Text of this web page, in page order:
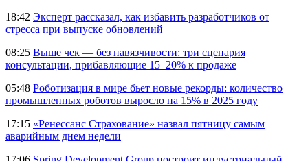
18:42 Эксперт рассказал, как избавить разработчиков от
стресса при выпуске обновлений
08:25 Выше чек — без навязчивости: три сценария
консультации, прибавляющие 15–20% к продаже
05:48 Роботизация в мире бьет новые рекорды: количество
промышленных роботов выросло на 15% в 2025 году
17:15 «Ренессанс Страхование» назвал пятницу самым
аварийным днем недели